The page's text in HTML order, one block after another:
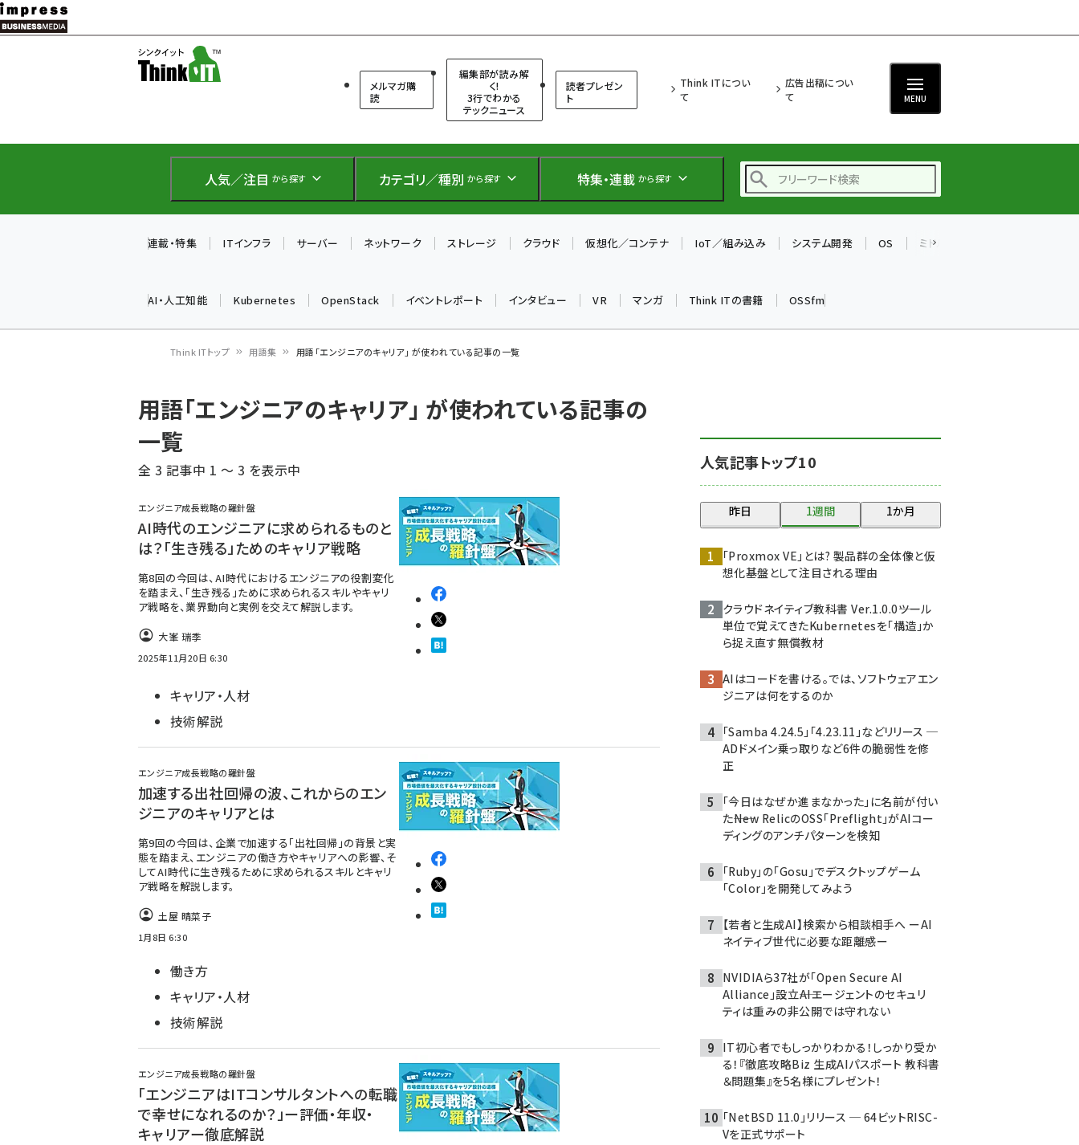
メ
イ
テ
に
メルマガ購
読
編集部が読み解
く!
3行でわかる
テックニュース
読者プレゼン
ト
Think ITについ
て
広告出稿につい
て
MENU
人気／注目 から探す カテゴリ／種別 から探す 特集・連載 から探す
仲間と築いた勝利の絆～
drupal (1956)
genai (1484)
abc123 (1360)
連載・特集 ITインフラ サーバー ネットワーク ストレージ クラウド 仮想化／コンテナ IoT／組み込み システム開発 OS ミドルウェア
AI・人工知能 Kubernetes OpenStack イベントレポート インタビュー VR マンガ Think ITの書籍 OSSfm
ン
く
ず
Think ITトップ 用語集 用語「エンジニアのキャリア」 が使われている記事の一覧
用語「エンジニアのキャリア」 が使われている記事の
一覧
全 3 記事中 1 ～ 3 を表示中
エンジニア成長戦略の羅針盤
AI時代のエンジニアに求められるものと
は？「生き残る」ためのキャリア戦略
第8回の今回は、AI時代におけるエンジニアの役割変化
を踏まえ、「生き残る」ために求められるスキルやキャリ
ア戦略を、業界動向と実例を交えて解説します。
大峯 瑞季
2025年11月20日 6:30
キャリア・人材
技術解説
エンジニア成長戦略の羅針盤
加速する出社回帰の波、これからのエン
ジニアのキャリアとは
第9回の今回は、企業で加速する「出社回帰」の背景と実
態を踏まえ、エンジニアの働き方やキャリアへの影響、そ
してAI時代に生き残るために求められるスキルとキャリ
ア戦略を解説します。
土屋 晴菜子
1月8日 6:30
働き方
キャリア・人材
技術解説
エンジニア成長戦略の羅針盤
「エンジニアはITコンサルタントへの転職
で幸せになれるのか？」ー評価・年収・
キャリアー徹底解説
人気記事トップ10
昨日 1週間 1か月
「Proxmox VE」とは? 製品群の全体像と仮
想化基盤として注目される理由
クラウドネイティブ教科書 Ver.1.0.0――ツール
単位で覚えてきたKubernetesを「構造」か
ら捉え直す無償教材
AIはコードを書ける。では、ソフトウェアエン
ジニアは何をするのか
「Samba 4.24.5」「4.23.11」などリリース ─
ADドメイン乗っ取りなど6件の脆弱性を修
正
「今日はなぜか進まなかった」に名前が付い
た――New RelicのOSS「Preflight」がAIコー
ディングのアンチパターンを検知
「Ruby」の「Gosu」でデスクトップゲーム
「Color」を開発してみよう
【若者と生成AI】検索から相談相手へ ーAI
ネイティブ世代に必要な距離感ー
NVIDIAら37社が「Open Secure AI
Alliance」設立――AIエージェントのセキュリ
ティは重みの非公開では守れない
IT初心者でもしっかりわかる！しっかり受か
る！『徹底攻略Biz 生成AIパスポート 教科書
＆問題集』を5名様にプレゼント！
「NetBSD 11.0」リリース ─ 64ビットRISC-
Vを正式サポート